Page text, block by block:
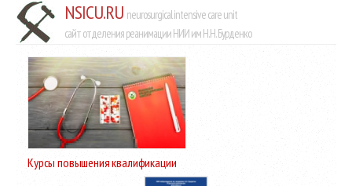
NSICU.RU neurosurgical intensive care unit
сайт отделения реанимации НИИ им Н.Н. Бурденко
Курсы повышения квалификации